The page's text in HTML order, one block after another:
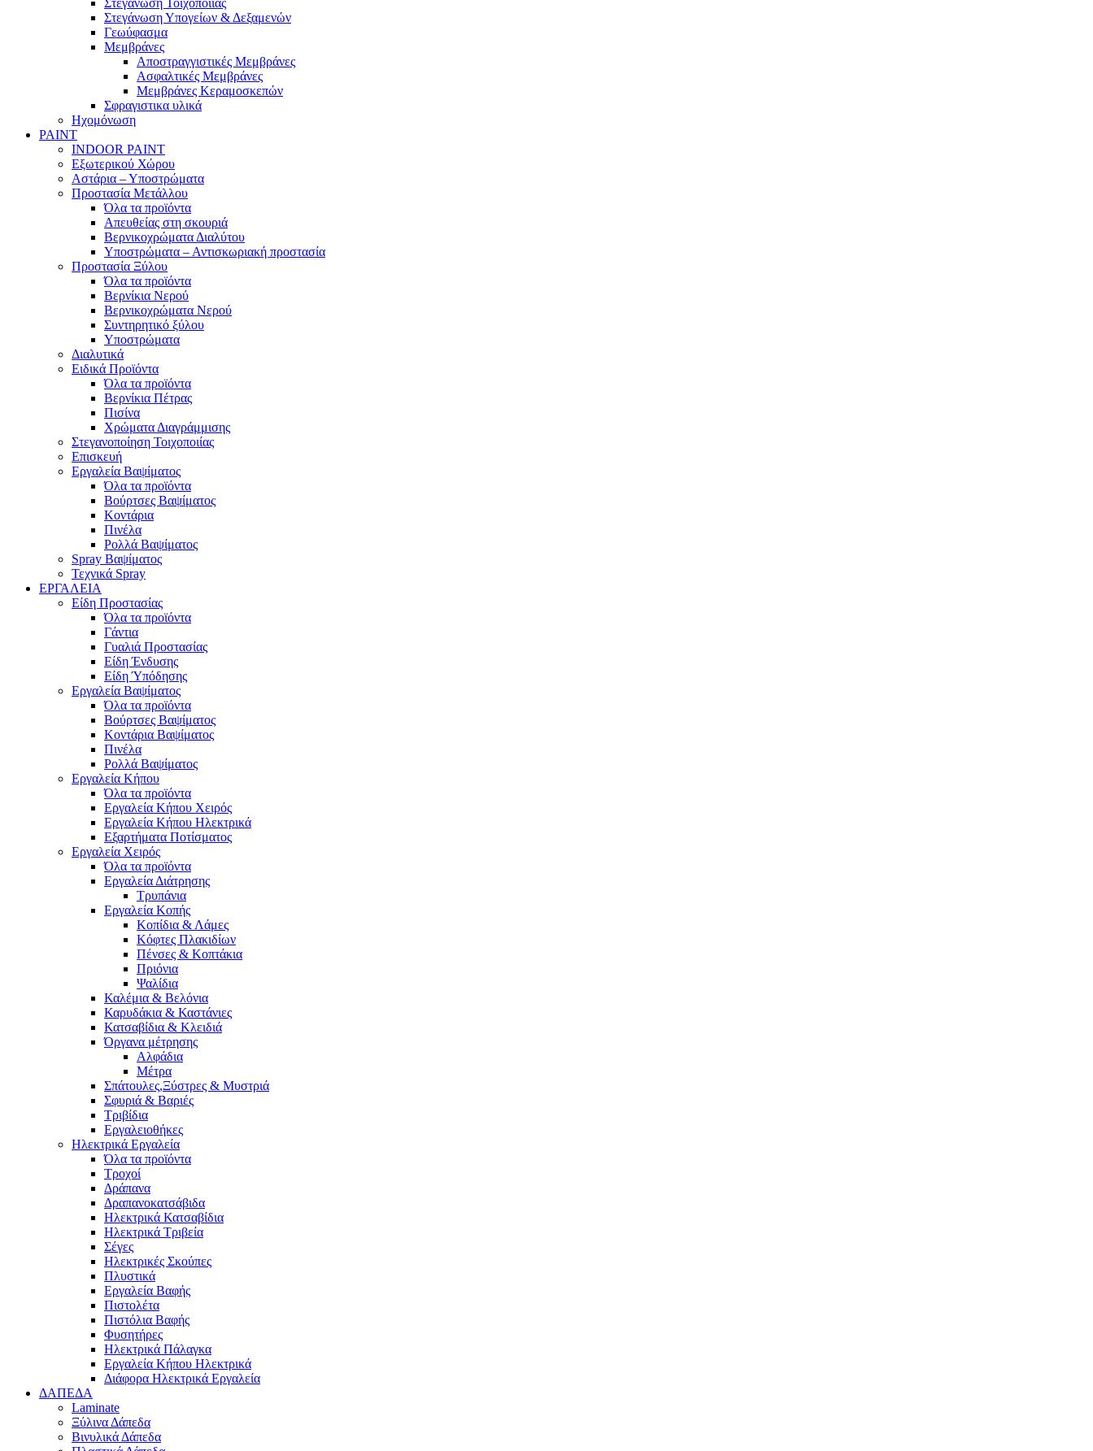
Στεγάνωση Υπογείων & Δεξαμενών
Γεωύφασμα
Μεμβράνες
Αποστραγγιστικές Μεμβράνες
Ασφαλτικές Μεμβράνες
Μεμβράνες Κεραμοσκεπών
Σφραγιστικα υλικά
Ηχομόνωση
PAINT
INDOOR PAINT
Εξωτερικού Χώρου
Αστάρια – Υποστρώματα
Προστασία Μετάλλου
Όλα τα προϊόντα
Απευθείας στη σκουριά
Βερνικοχρώματα Διαλύτου
Υποστρώματα – Αντισκωριακή προστασία
Προστασία Ξύλου
Όλα τα προϊόντα
Βερνίκια Νερού
Βερνικοχρώματα Νερού
Συντηρητικό ξύλου
Υποστρώματα
Διαλυτικά
Ειδικά Προϊόντα
Όλα τα προϊόντα
Βερνίκια Πέτρας
Πισίνα
Χρώματα Διαγράμμισης
Στεγανοποίηση Τοιχοποιίας
Επισκευή
Εργαλεία Βαψίματος
Όλα τα προϊόντα
Βούρτσες Βαψίματος
Κοντάρια
Πινέλα
Ρολλά Βαψίματος
Spray Βαψίματος
Τεχνικά Spray
ΕΡΓΑΛΕΙΑ
Είδη Προστασίας
Όλα τα προϊόντα
Γάντια
Γυαλιά Προστασίας
Είδη Ένδυσης
Είδη Ύπόδησης
Εργαλεία Βαψίματος
Όλα τα προϊόντα
Βούρτσες Βαψίματος
Κοντάρια Βαψίματος
Πινέλα
Ρολλά Βαψίματος
Εργαλεία Κήπου
Όλα τα προϊόντα
Εργαλεία Κήπου Χειρός
Εργαλεία Κήπου Ηλεκτρικά
Εξαρτήματα Ποτίσματος
Εργαλεία Χειρός
Όλα τα προϊόντα
Εργαλεία Διάτρησης
Τρυπάνια
Εργαλεία Κοπής
Κοπίδια & Λάμες
Κόφτες Πλακιδίων
Πένσες & Κοπτάκια
Πριόνια
Ψαλίδια
Καλέμια & Βελόνια
Καρυδάκια & Καστάνιες
Κατσαβίδια & Κλειδιά
Όργανα μέτρησης
Αλφάδια
Μέτρα
Σπάτουλες,Ξύστρες & Μυστριά
Σφυριά & Βαριές
Τριβίδια
Εργαλειοθήκες
Ηλεκτρικά Εργαλεία
Όλα τα προϊόντα
Τροχοί
Δράπανα
Δραπανοκατσάβιδα
Ηλεκτρικά Κατσαβίδια
Ηλεκτρικά Τριβεία
Σέγες
Ηλεκτρικές Σκούπες
Πλυστικά
Εργαλεία Βαφής
Πιστολέτα
Πιστόλια Βαφής
Φυσητήρες
Ηλεκτρικά Πάλαγκα
Εργαλεία Κήπου Ηλεκτρικά
Διάφορα Ηλεκτρικά Εργαλεία
ΔΑΠΕΔΑ
Laminate
Ξύλινα Δάπεδα
Βινυλικά Δάπεδα